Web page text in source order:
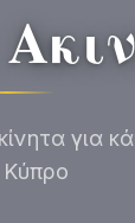
για